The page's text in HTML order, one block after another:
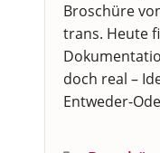
Broschüre
trans. Heute
doch real –
Entweder-